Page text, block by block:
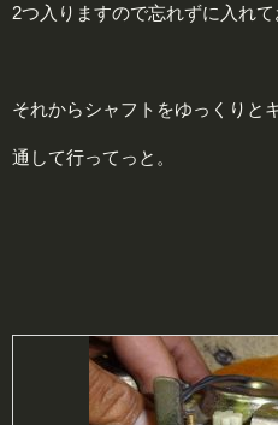
2つ入りますので忘れずに入れて
それからシャフトをゆっくりと
通して行ってっと。